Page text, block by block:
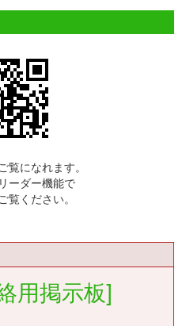
覧になれます。
ーダー機能で
覧ください。
用掲示板]